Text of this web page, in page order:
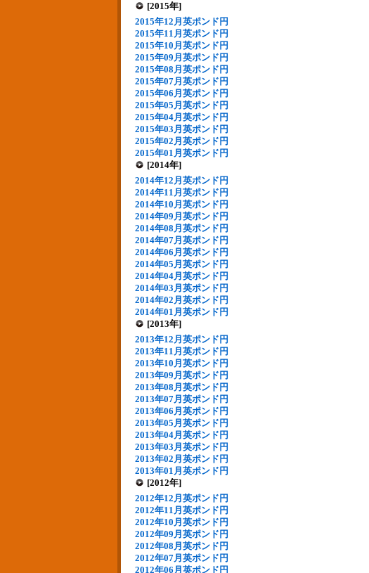
[2015年]
2015年12月英ポンド円
2015年11月英ポンド円
2015年10月英ポンド円
2015年09月英ポンド円
2015年08月英ポンド円
2015年07月英ポンド円
2015年06月英ポンド円
2015年05月英ポンド円
2015年04月英ポンド円
2015年03月英ポンド円
2015年02月英ポンド円
2015年01月英ポンド円
[2014年]
2014年12月英ポンド円
2014年11月英ポンド円
2014年10月英ポンド円
2014年09月英ポンド円
2014年08月英ポンド円
2014年07月英ポンド円
2014年06月英ポンド円
2014年05月英ポンド円
2014年04月英ポンド円
2014年03月英ポンド円
2014年02月英ポンド円
2014年01月英ポンド円
[2013年]
2013年12月英ポンド円
2013年11月英ポンド円
2013年10月英ポンド円
2013年09月英ポンド円
2013年08月英ポンド円
2013年07月英ポンド円
2013年06月英ポンド円
2013年05月英ポンド円
2013年04月英ポンド円
2013年03月英ポンド円
2013年02月英ポンド円
2013年01月英ポンド円
[2012年]
2012年12月英ポンド円
2012年11月英ポンド円
2012年10月英ポンド円
2012年09月英ポンド円
2012年08月英ポンド円
2012年07月英ポンド円
2012年06月英ポンド円